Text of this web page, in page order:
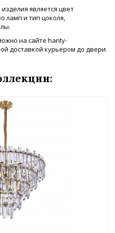
является цвет
ламп и тип цоколя,
на сайте hanty-
доставкой курьером до двери.